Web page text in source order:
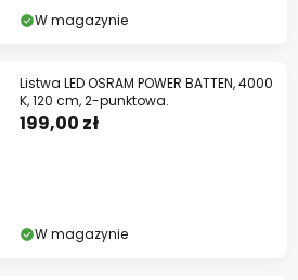
W magazynie
Listwa LED OSRAM POWER BATTEN, 4000
K, 120 cm, 2-punktowa.
199,00 zł
W magazynie